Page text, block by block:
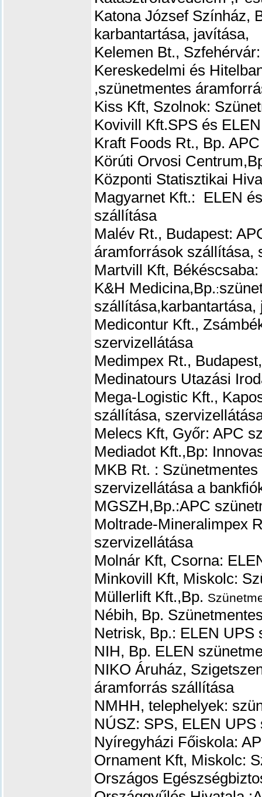
Katona József Színház,
karbantartása, javítása,
Kelemen Bt.,
Kereskedelmi és
,szünetmentes
Kiss Kft, Szolnok:
Kovivill Kft.SPS és
Kraft Foods Rt., Bp.
Körúti Orvosi
Központi Statisztikai
Magyarnet Kft.: ELEN
szállítása
Malév Rt., Budapest:
áramforrások szállítása,
Martvill Kft,
K&H Medicina,Bp.:
szállítása,karbantartása,
Medicontur Kft.,
szervizellátása
Medimpex Rt.,
Medinatours Utazási
Mega-Logistic Kft.,
szállítása,
Melecs Kft, Győr: APC
Mediadot Kft.,Bp:
MKB Rt. :
szervizellátása a
MGSZH,Bp.:APC
Moltrade-Mineralimpex
szervizellátása
Molnár Kft, Csorna:
Minkovill Kft, Miskolc:
Müllerlift Kft.,Bp.
Nébih, Bp.
Netrisk, Bp.: ELEN UPS
NIH, Bp. ELEN
NIKO Áruház,
áramforrás szállítása
NMHH, telephelyek:
NÚSZ: SPS, ELEN UPS
Nyíregyházi Főiskola:
Ornament Kft, Miskolc:
Országos